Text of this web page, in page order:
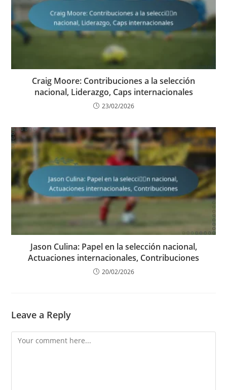
Craig Moore: Contribuciones a la selección
nacional, Liderazgo, Caps internacionales
23/02/2026
Jason Culina: Papel en la selección nacional,
Actuaciones internacionales, Contribuciones
20/02/2026
Leave a Reply
Comment